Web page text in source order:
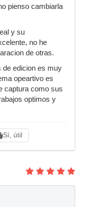
pienso cambiarla
y su
no he
de otras.
de edicion es muy
opeartivo es
captura como sus
optimos y
Sí, útil